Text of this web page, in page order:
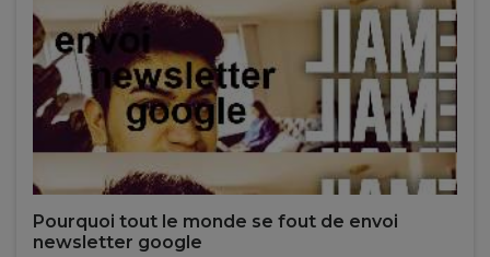
Pourquoi tout le monde se fout de envoi
newsletter google